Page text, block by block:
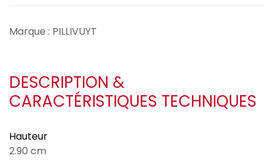
Marque : PILLIVUYT
DESCRIPTION &
CARACTÉRISTIQUES TECHNIQUES
Hauteur
2.90 cm